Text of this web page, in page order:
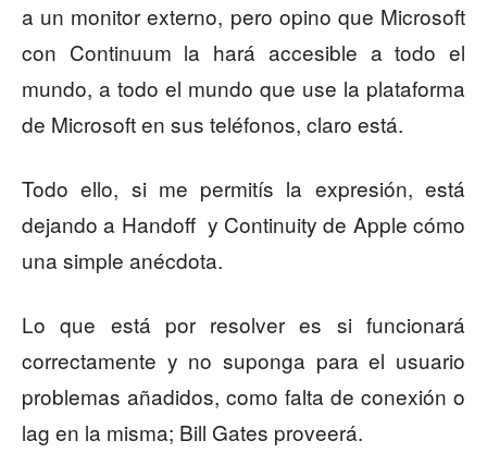
a un monitor externo, pero opino que Microsoft
con Continuum la hará accesible a todo el
mundo, a todo el mundo que use la plataforma
de Microsoft en sus teléfonos, claro está.
Todo ello, si me permitís la expresión, está
dejando a Handoff y Continuity de Apple cómo
una simple anécdota.
Lo que está por resolver es si funcionará
correctamente y no suponga para el usuario
problemas añadidos, como falta de conexión o
lag en la misma; Bill Gates proveerá.